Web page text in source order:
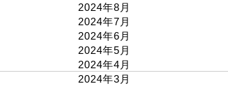
2024年8月
2024年7月
2024年6月
2024年5月
2024年4月
2024年3月